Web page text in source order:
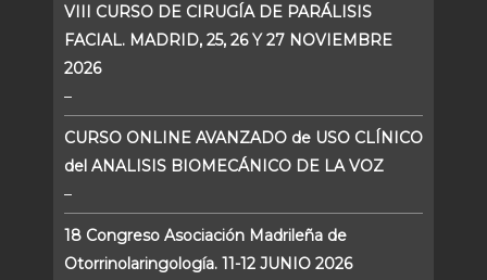
VIII CURSO DE CIRUGÍA DE PARÁLISIS
FACIAL. MADRID, 25, 26 Y 27 NOVIEMBRE
2026
–
CURSO ONLINE AVANZADO de USO CLÍNICO
del ANALISIS BIOMECÁNICO DE LA VOZ
–
18 Congreso Asociación Madrileña de
Otorrinolaringología. 11-12 JUNIO 2026